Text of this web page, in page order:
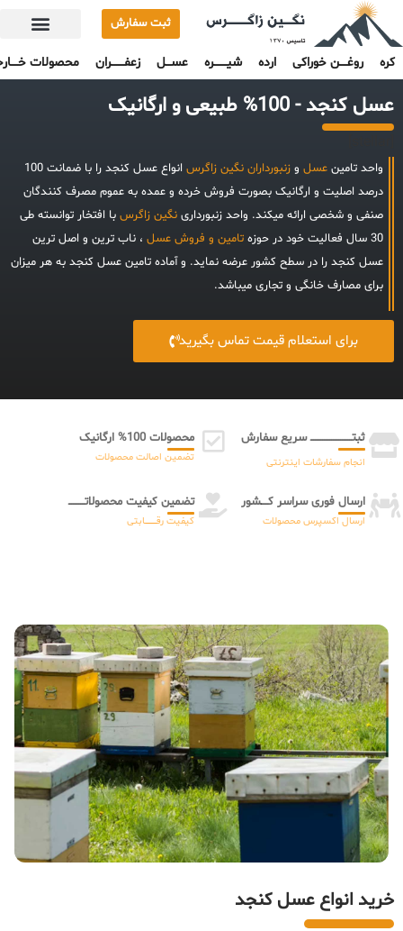
ثبت سفارش
کره روغــــن خوراکی ارده شیـــــــره عســـل زعفـــــــران محصولات
عسل کنجد - 100% طبیعی و ارگانیک
واحد تامین عسل و زنبورداران نگین زاگرس
انواع عسل کنجد را با ضمانت 100
درصد اصلیت و ارگانیک بصورت فروش خرده و عمده به عموم مصرف کنندگان
صنفی و شخصی ارائه میکند. واحد زنبورداری نگین زاگرس با افتخار توانسته طی
30 سال فعالیت خود در حوزه
تامین و فروش عسل ، ناب ترین و اصل ترین
عسل کنجد را در سطح کشور عرضه نماید. و آماده تامین عسل کنجد به هر میزان
برای مصارف خانگی و تجاری میباشد.
برای استعلام قیمت تماس بگیرید
ثبتـــــــــــــــــــــــ سریع سفارش
انجام سفارشات اینترنتی
محصولات 100% ارگانیک
تضمین اصالت محصولات
ارسال فوری سراسر کــــشور
ارسال اکسپرس محصولات
تضمین کیفیت محصولاتـــــــــ
کیفیت رقـــــــــــــابتی
خرید انواع عسل کنجد